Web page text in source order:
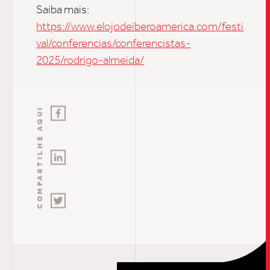
Saiba mais:
https://www.elojodeiberoamerica.com/festi
val/conferencias/conferencistas-
2025/rodrigo-almeida/
COMPARTILHE AQUI